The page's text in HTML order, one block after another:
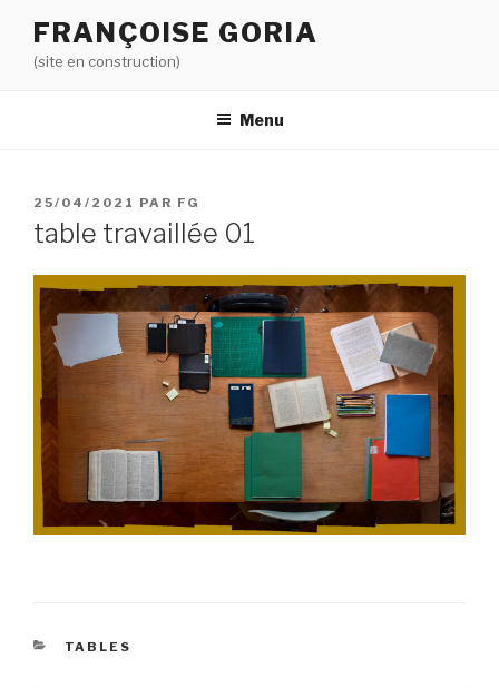
contenu
FRANÇOISE GORIA
(site en construction)
Menu
PUBLIÉ
LE
25/04/2021 PAR FG
table travaillée 01
CATÉGORIES
TABLES